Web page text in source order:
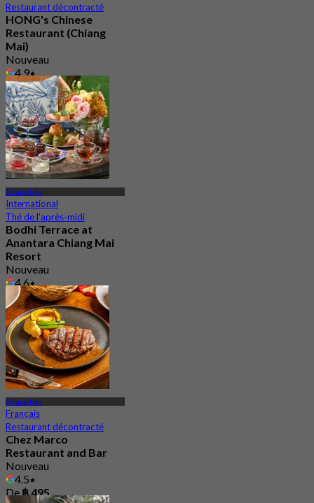
Restaurant décontracté
HONG's Chinese
Restaurant (Chiang
Mai)
Nouveau
4.9
De฿ 944
Chiang Mai
International
Thé de l'après-midi
Bodhi Terrace at
Anantara Chiang Mai
Resort
Nouveau
4.6
De฿ 1,056.5
Chiang Mai
Français
Restaurant décontracté
Chez Marco
Restaurant and Bar
Nouveau
4.5
De ฿ 495